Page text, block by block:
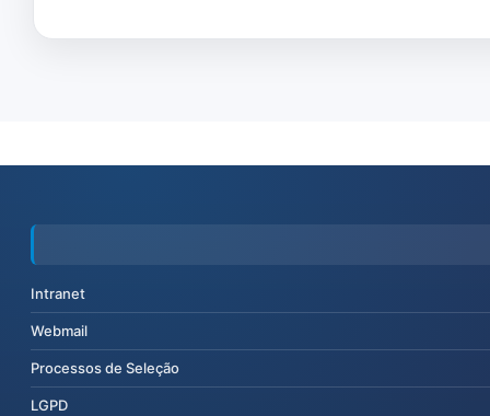
Intranet
Webmail
Processos de Seleção
LGPD